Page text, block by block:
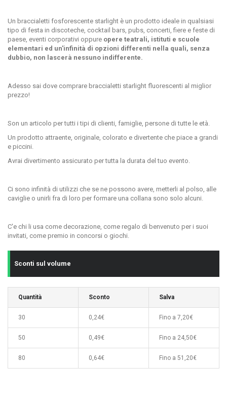
Un braccialetti fosforescente starlight è un prodotto ideale in qualsiasi
tipo di festa in discoteche, cocktail bars, pubs, concerti, fiere e feste di
paese, eventi corporativi oppure opere teatrali, istituti e scuole
elementari ed un'infinità di opzioni differenti nella quali, senza
dubbio, non lascerà nessuno indifferente.
Adesso sai dove comprare braccialetti starlight fluorescenti al miglior
prezzo!
Son un articolo per tutti i tipi di clienti, famiglie, persone di tutte le età.
Un prodotto attraente, originale, colorato e divertente che piace a grandi
e piccini.
Avrai divertimento assicurato per tutta la durata del tuo evento.
Ci sono infinità di utilizzi che se ne possono avere, metterli al polso, alle
caviglie o unirli fra di loro per formare una collana sono solo alcuni.
C'e chi li usa come decorazione, come regalo di benvenuto per i suoi
invitati, come premio in concorsi o giochi.
Sconti sul volume
Quantità Sconto Salva
30 0,24€ Fino a 7,20€
50 0,49€ Fino a 24,50€
80 0,64€ Fino a 51,20€